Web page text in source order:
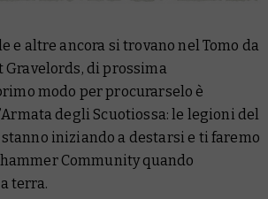
e altre ancora si trovano nelTomo da
Gravelords, di prossima
modo per procurarselo è
degli Scuotiossa: le legioni del
iniziando a destarsi e ti faremo
Community quando
terra.